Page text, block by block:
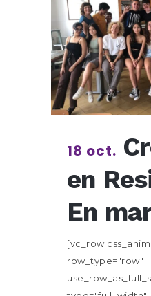
18 oct.
en
En
[vc_row
row_type="row"